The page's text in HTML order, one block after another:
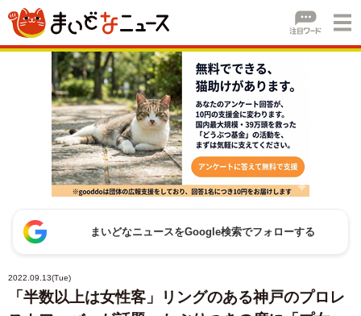
まいどなニュースをGoogle検索でフォローする
2022.09.13(Tue)
「半数以上は女性客」リングのある神戸のプロレ